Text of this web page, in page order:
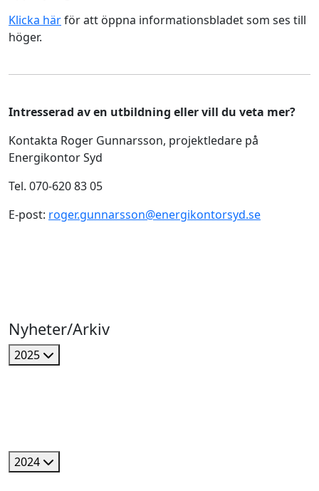
Klicka härför att öppna informationsbladet som ses till
höger.
Intresserad av en utbildning eller vill du veta mer?
Kontakta Roger Gunnarsson, projektledare på
Energikontor Syd
Tel. 070-620 83 05
E-post: roger.gunnarsson@energikontorsyd.se
Nyheter/Arkiv
2025
2024